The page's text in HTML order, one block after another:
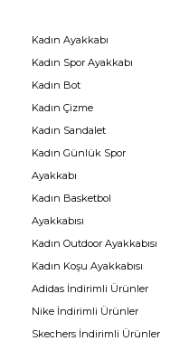
Kadın Ayakkabı
Kadın Spor Ayakkabı
Kadın Bot
Kadın Çizme
Kadın Sandalet
Kadın Günlük Spor
Ayakkabı
Kadın Basketbol
Ayakkabısı
Kadın Outdoor Ayakkabısı
Kadın Koşu Ayakkabısı
Adidas İndirimli Ürünler
Nike İndirimli Ürünler
Skechers İndirimli Ürünler